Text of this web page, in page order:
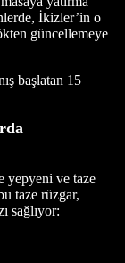
İkizler’in o
güncellemeye
başlatan 15
yepyeni ve taze
taze rüzgar,
sağlıyor: